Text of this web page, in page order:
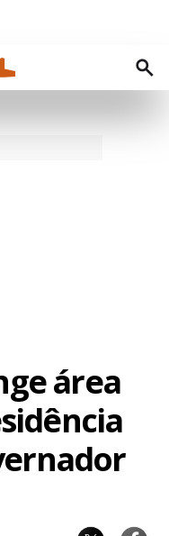
área